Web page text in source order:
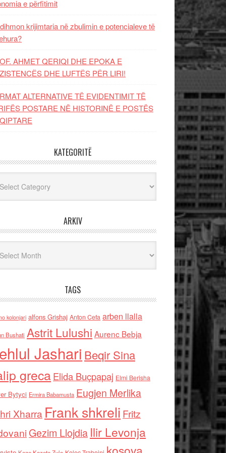
e përfitimit
krijimtaria në zbulimin e potencialeve të
AHMET QERIQI DHE EPOKA E
DHE LUFTЁS PЁR LIRI!
ALTERNATIVE TË EVIDENTIMIT TË
POSTARE NË HISTORINË E POSTËS
KATEGORITË
ARKIV
TAGS
kolonjari alfons Grishaj Anton Cefa arben llalla
Bushati Astrit Lulushi Aurenc Bebja
Jashari Beqir Sina
grecaElida Buçpapaj Elmi Berisha
Bytyci Ermira Babamusta Eugjen Merlika
Xharra Frank shkreli Fritz
Gezim Llojdia Ilir Levonja